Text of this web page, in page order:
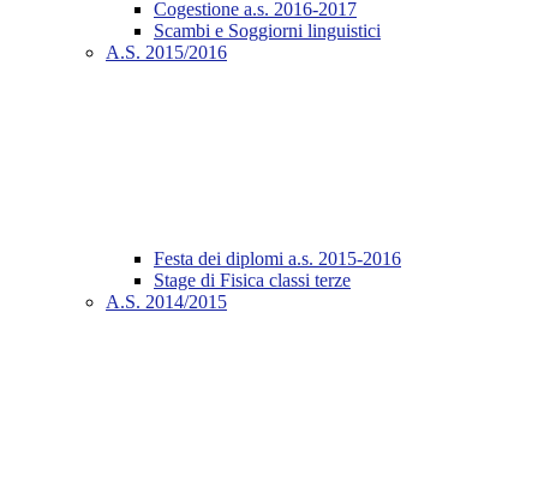
Cogestione a.s. 2016-2017
Scambi e Soggiorni linguistici
A.S. 2015/2016
Festa dei diplomi a.s. 2015-2016
Stage di Fisica classi terze
A.S. 2014/2015